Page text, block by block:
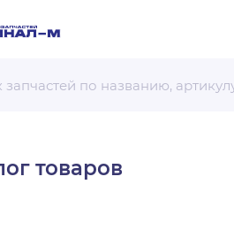
товаров